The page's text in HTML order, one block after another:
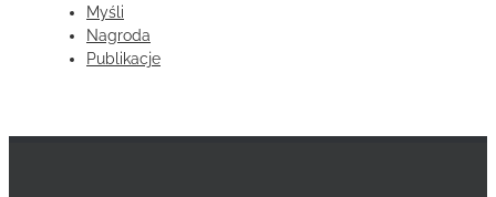
Myśli
Nagroda
Publikacje